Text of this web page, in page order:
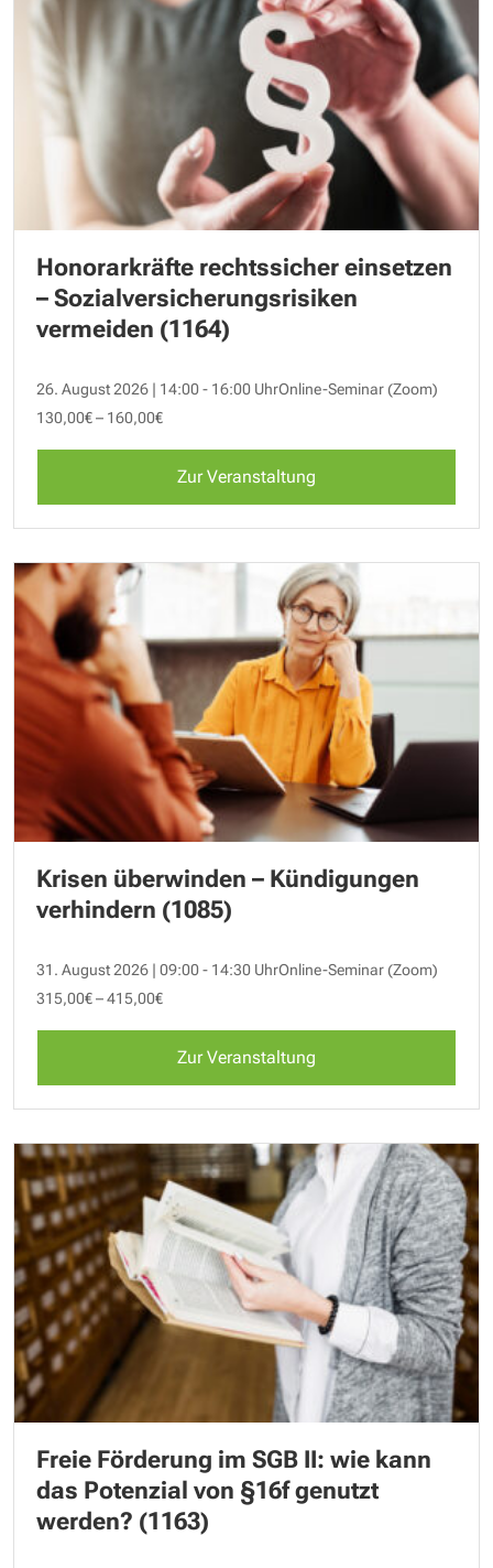
Honorarkräfte rechtssicher einsetzen
– Sozialversicherungsrisiken
vermeiden (1164)
26. August 2026 | 14:00 - 16:00 UhrOnline-Seminar (Zoom)
130,00€ – 160,00€
Zur Veranstaltung
Krisen überwinden – Kündigungen
verhindern (1085)
31. August 2026 | 09:00 - 14:30 UhrOnline-Seminar (Zoom)
315,00€ – 415,00€
Zur Veranstaltung
Freie Förderung im SGB II: wie kann
das Potenzial von §16f genutzt
werden? (1163)